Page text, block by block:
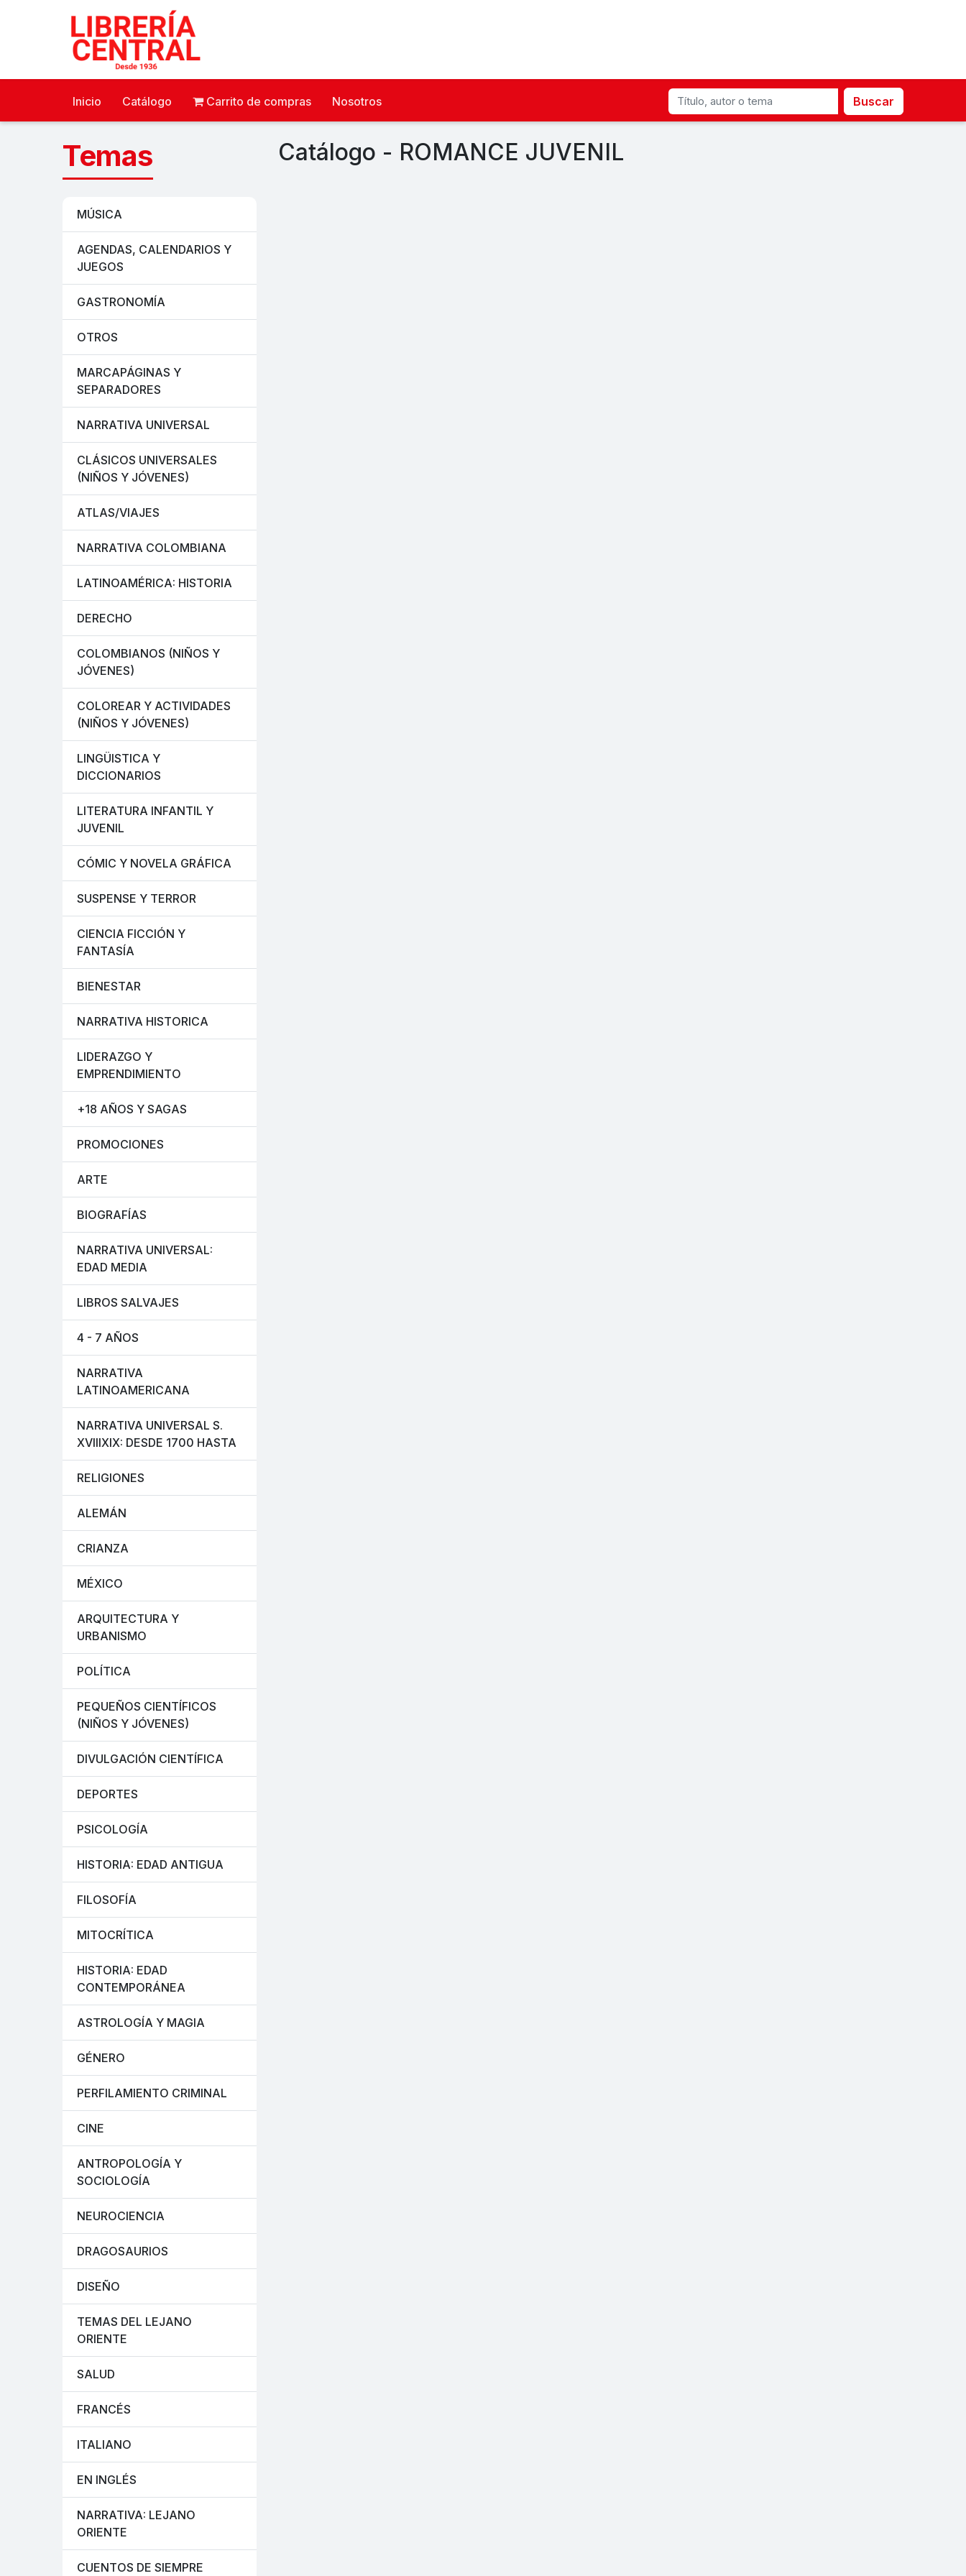
Inicio Catálogo Carrito de compras Nosotros Buscar
Temas
MÚSICA
AGENDAS, CALENDARIOS Y
JUEGOS
GASTRONOMÍA
OTROS
MARCAPÁGINAS Y
SEPARADORES
NARRATIVA UNIVERSAL
CLÁSICOS UNIVERSALES
(NIÑOS Y JÓVENES)
ATLAS/VIAJES
NARRATIVA COLOMBIANA
LATINOAMÉRICA: HISTORIA
DERECHO
COLOMBIANOS (NIÑOS Y
JÓVENES)
COLOREAR Y ACTIVIDADES
(NIÑOS Y JÓVENES)
LINGÜISTICA Y
DICCIONARIOS
LITERATURA INFANTIL Y
JUVENIL
CÓMIC Y NOVELA GRÁFICA
SUSPENSE Y TERROR
CIENCIA FICCIÓN Y
FANTASÍA
BIENESTAR
NARRATIVA HISTORICA
LIDERAZGO Y
EMPRENDIMIENTO
+18 AÑOS Y SAGAS
PROMOCIONES
ARTE
BIOGRAFÍAS
NARRATIVA UNIVERSAL:
EDAD MEDIA
LIBROS SALVAJES
4 - 7 AÑOS
NARRATIVA
LATINOAMERICANA
NARRATIVA UNIVERSAL S.
XVIIIXIX: DESDE 1700 HASTA
RELIGIONES
ALEMÁN
CRIANZA
MÉXICO
ARQUITECTURA Y
URBANISMO
POLÍTICA
PEQUEÑOS CIENTÍFICOS
(NIÑOS Y JÓVENES)
DIVULGACIÓN CIENTÍFICA
DEPORTES
PSICOLOGÍA
HISTORIA: EDAD ANTIGUA
FILOSOFÍA
MITOCRÍTICA
HISTORIA: EDAD
CONTEMPORÁNEA
ASTROLOGÍA Y MAGIA
GÉNERO
PERFILAMIENTO CRIMINAL
CINE
ANTROPOLOGÍA Y
SOCIOLOGÍA
NEUROCIENCIA
DRAGOSAURIOS
DISEÑO
TEMAS DEL LEJANO
ORIENTE
SALUD
FRANCÉS
ITALIANO
EN INGLÉS
NARRATIVA: LEJANO
ORIENTE
CUENTOS DE SIEMPRE
Catálogo - ROMANCE JUVENIL